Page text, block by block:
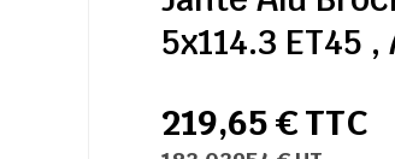
5x114.3 ET45
219,65 € TTC